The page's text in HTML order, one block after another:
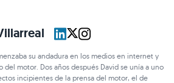
su andadura en los medios en internet y
del motor. Dos años después David se unía a uno
incipientes de la prensa del motor, el de